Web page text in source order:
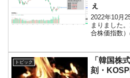
ぇ
2022年10月
まりました
合株価指数
『
足の実体線
K...
トピック
「韓国株
刻・